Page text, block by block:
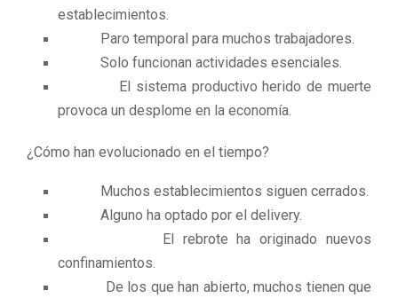
establecimientos.
Paro temporal para muchos trabajadores.
Solo funcionan actividades esenciales.
El sistema productivo herido de muerte
provoca un desplome en la economía.
¿Cómo han evolucionado en el tiempo?
Muchos establecimientos siguen cerrados.
Alguno ha optado por el delivery.
El rebrote ha originado nuevos
confinamientos.
De los que han abierto, muchos tienen que